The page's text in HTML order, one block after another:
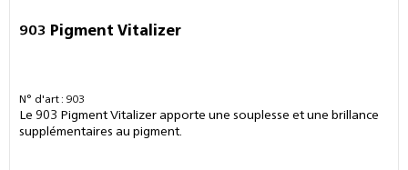
903 Pigment Vitalizer
N° d'art : 903
Le 903 Pigment Vitalizer apporte une souplesse et une brillance
supplémentaires au pigment.